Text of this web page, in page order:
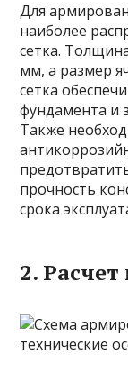
Для
наиболее
сетка.
мм, а размер
сетка
фундамента и
Также
прочность
срока
2.